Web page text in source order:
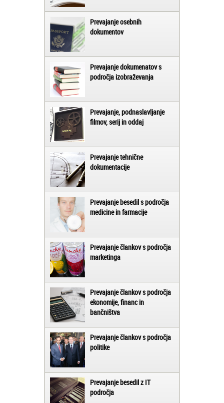
Prevajanje osebnih
dokumentov
Prevajanje dokumenatov s
področja izobraževanja
Prevajanje, podnaslavljanje
filmov, serij in oddaj
Prevajanje tehnične
dokumentacije
Prevajanje besedil s področja
medicine in farmacije
Prevajanje člankov s področja
marketinga
Prevajanje člankov s področja
ekonomije, financ in
bančništva
Prevajanje člankov s področja
politike
Prevajanje besedil z IT
področja